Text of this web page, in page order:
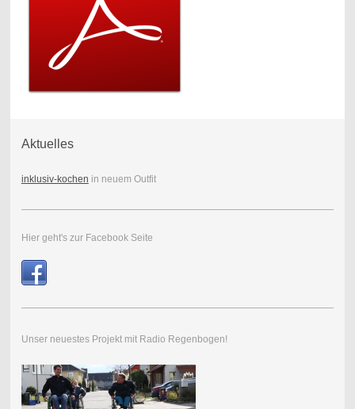
Aktuelles
inklusiv-kochen in neuem Outfit
Hier geht's zur Facebook Seite
Unser neuestes Projekt mit Radio Regenbogen!